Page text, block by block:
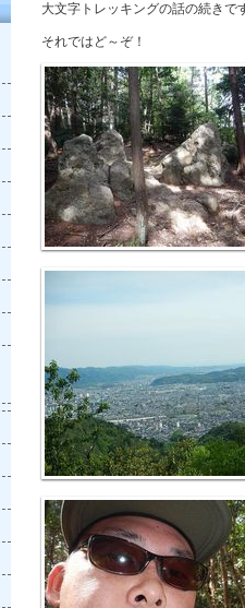
大文字トレッキングの話の続きで
それではど～ぞ！